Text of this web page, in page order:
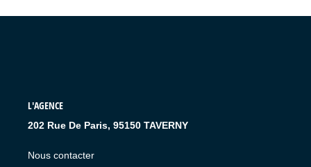
L'AGENCE
202 Rue De Paris, 95150 TAVERNY
Nous contacter